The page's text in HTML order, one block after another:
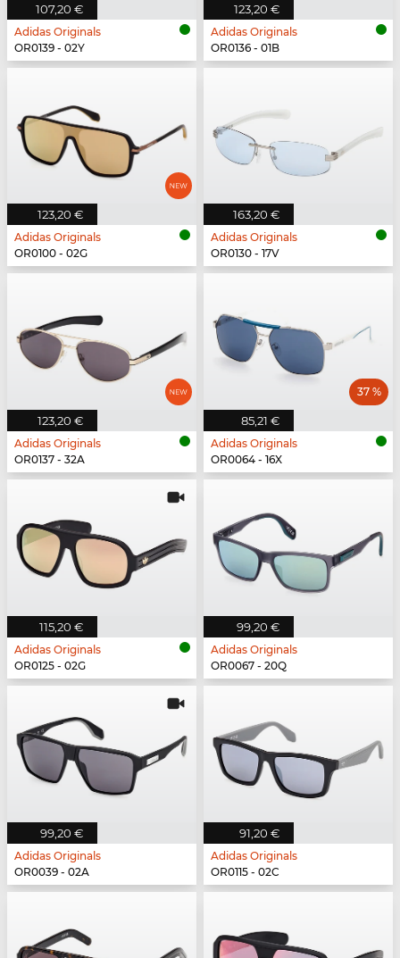
107,20 €
Adidas Originals
OR0139 - 02Y
123,20 €
Adidas Originals
OR0136 - 01B
123,20 €
Adidas Originals
OR0100 - 02G
163,20 €
Adidas Originals
OR0130 - 17V
123,20 €
Adidas Originals
OR0137 - 32A
85,21 €
37 %
Adidas Originals
OR0064 - 16X
115,20 €
Adidas Originals
OR0125 - 02G
99,20 €
Adidas Originals
OR0067 - 20Q
99,20 €
Adidas Originals
OR0039 - 02A
91,20 €
Adidas Originals
OR0115 - 02C